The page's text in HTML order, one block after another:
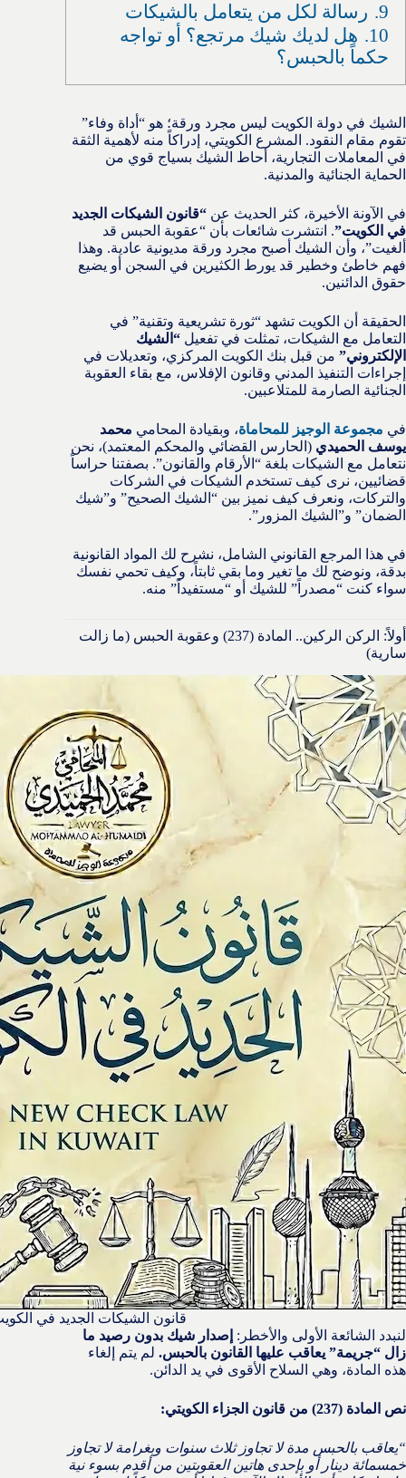
9. رسالة لكل من يتعامل بالشيكات
10.
هل لديك شيك مرتجع؟ أو تواجه
حكماً بالحبس؟
الشيك في دولة الكويت ليس مجرد ورقة؛ هو “أداة وفاء”
تقوم مقام النقود. المشرع الكويتي، إدراكاً منه لأهمية الثقة
في المعاملات التجارية، أحاط الشيك بسياج قوي من
الحماية الجنائية والمدنية.
في الآونة الأخيرة، كثر الحديث عن “قانون الشيكات الجديد
في الكويت”. انتشرت شائعات بأن “عقوبة الحبس قد
ألغيت”، وأن الشيك أصبح مجرد ورقة مديونية عادية. وهذا
فهم خاطئ وخطير قد يورط الكثيرين في السجن أو يضيع
حقوق الدائنين.
الحقيقة أن الكويت تشهد “ثورة تشريعية وتقنية” في
التعامل مع الشيكات، تمثلت في تفعيل “الشيك
الإلكتروني” من قبل بنك الكويت المركزي، وتعديلات في
إجراءات التنفيذ المدني وقانون الإفلاس، مع بقاء العقوبة
الجنائية الصارمة للمتلاعبين.
في مجموعة الوجيز للمحاماة، وبقيادة المحامي محمد
يوسف الحميدي (الحارس القضائي والمحكم المعتمد)، نحن
نتعامل مع الشيكات بلغة “الأرقام والقانون”. بصفتنا حراساً
قضائيين، نرى كيف تستخدم الشيكات في الشركات
والتركات، ونعرف كيف نميز بين “الشيك الصحيح” و”شيك
الضمان” و”الشيك المزور”.
في هذا المرجع القانوني الشامل، نشرح لك المواد القانونية
بدقة، ونوضح لك ما تغير وما بقي ثابتاً، وكيف تحمي نفسك
سواء كنت “مصدراً” للشيك أو “مستفيداً” منه.
أولاً: الركن الركين.. المادة (237) وعقوبة الحبس (ما زالت
سارية)
قانون الشيكات الجديد في
لنبدد الشائعة الأولى والأخطر: إصدار شيك بدون رصيد ما
زال “جريمة” يعاقب عليها القانون بالحبس. لم يتم إلغاء
هذه المادة، وهي السلاح الأقوى في يد الدائن.
نص المادة (237) من قانون الجزاء الكويتي:
“يعاقب بالحبس مدة لا تجاوز ثلاث سنوات وبغرامة لا تجاوز
خمسمائة دينار أو بإحدى هاتين العقوبتين من أقدم بسوء نية